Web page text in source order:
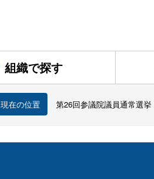
組織で探す
現在の位置 第26回参議院議員通常選挙